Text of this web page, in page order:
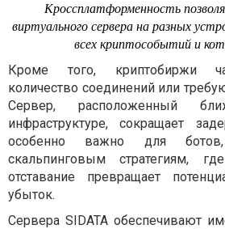
Кроссплатформенность
виртуального сервера на разных
всех криптособытий и
Кроме того, криптобиржи
количество соединений или
Сервер, расположенный
инфраструктуре, сокращает
особенно важно для
скальпинговым стратегиям,
отставание превращает
убыток.
Сервера SIDATA обеспечивают